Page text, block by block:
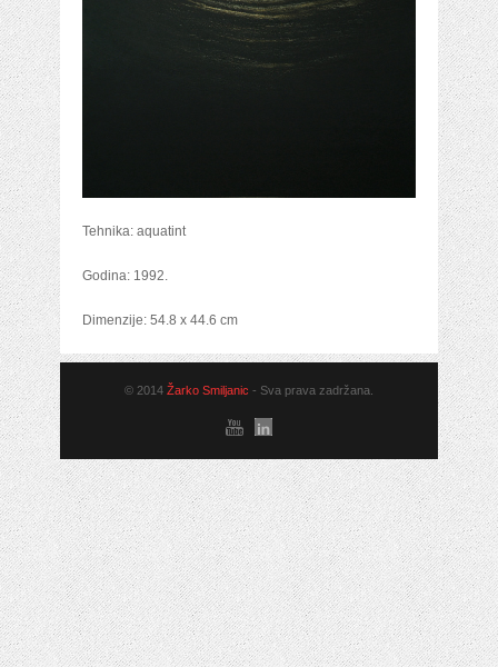
Tehnika: aquatint
Godina: 1992.
Dimenzije: 54.8 x 44.6 cm
© 2014 Žarko Smiljanic - Sva prava zadržana.